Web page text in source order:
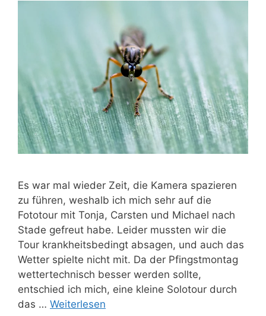
Es war mal wieder Zeit, die Kamera spazieren
zu führen, weshalb ich mich sehr auf die
Fototour mit Tonja, Carsten und Michael nach
Stade gefreut habe. Leider mussten wir die
Tour krankheitsbedingt absagen, und auch das
Wetter spielte nicht mit. Da der Pfingstmontag
wettertechnisch besser werden sollte,
entschied ich mich, eine kleine Solotour durch
das … Weiterlesen